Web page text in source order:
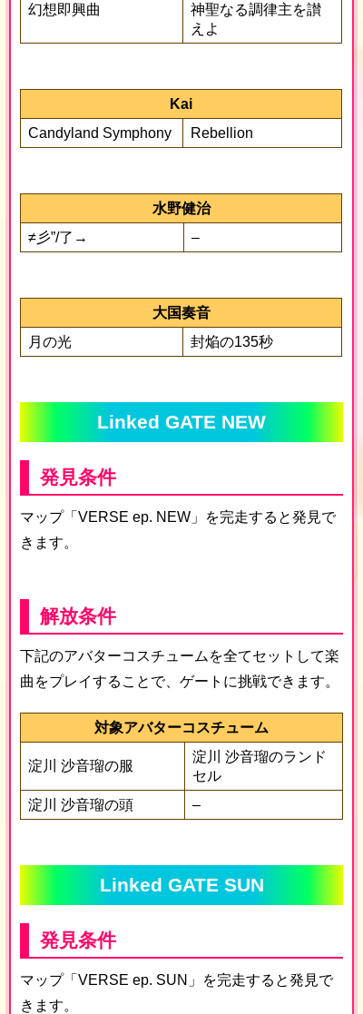
幻想即興曲
神聖なる調律主を讃
えよ
Kai
Candyland Symphony
Rebellion
水野健治
≠彡”/了→
–
大国奏音
月の光
封焔の135秒
Linked GATE NEW
発見条件
マップ「VERSE ep. NEW」を完走すると発見で
きます。
解放条件
下記のアバターコスチュームを全てセットして楽
曲をプレイすることで、ゲートに挑戦できます。
対象アバターコスチューム
淀川 沙音瑠の服
淀川 沙音瑠のランド
セル
淀川 沙音瑠の頭
–
Linked GATE SUN
発見条件
マップ「VERSE ep. SUN」を完走すると発見で
きます。